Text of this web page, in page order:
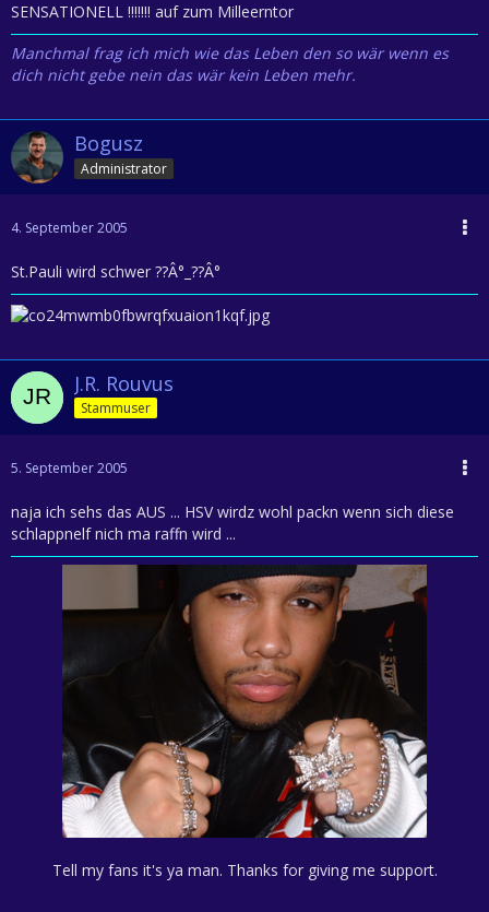
SENSATIONELL !!!!!!! auf zum Milleerntor
Manchmal frag ich mich wie das Leben den so wär wenn es
dich nicht gebe nein das wär kein Leben mehr.
Bogusz
Administrator
4. September 2005
St.Pauli wird schwer ??Â°_??Â°
J.R. Rouvus
Stammuser
5. September 2005
naja ich sehs das AUS ... HSV wirdz wohl packn wenn sich diese
schlappnelf nich ma raffn wird ...
Tell my fans it's ya man. Thanks for giving me support.